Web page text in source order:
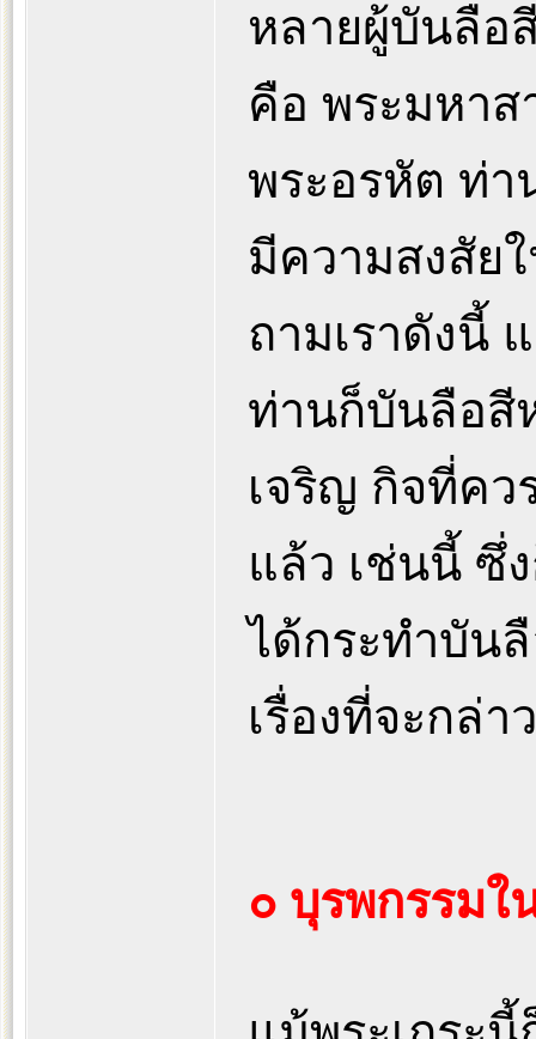
หลายผู้บันลือ
คือ พระมหา
พระอรหัต ท่
มีความสงสัย
ถามเราดังนี้
ท่านก็บันลือสี
เจริญ กิจที่คว
แล้ว เช่นนี้ ซึ่
ได้กระทำบัน
เรื่องที่จะกล่า
๐ บุรพกรรมใ